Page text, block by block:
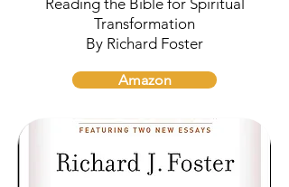
Reading the Bible for Spiritual
Transformation
By Richard Foster
Amazon